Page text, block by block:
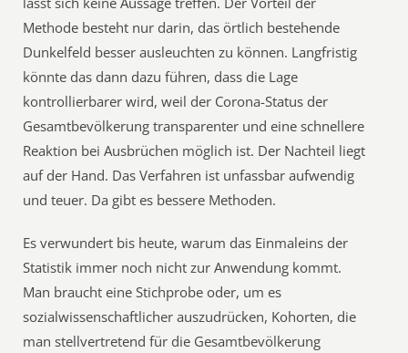
Methode besteht nur darin, das örtlich bestehende
Dunkelfeld besser ausleuchten zu können. Langfristig
könnte das dann dazu führen, dass die Lage
kontrollierbarer wird, weil der Corona-Status der
Gesamtbevölkerung transparenter und eine schnellere
Reaktion bei Ausbrüchen möglich ist. Der Nachteil liegt
auf der Hand. Das Verfahren ist unfassbar aufwendig
und teuer. Da gibt es bessere Methoden.
Es verwundert bis heute, warum das Einmaleins der
Statistik immer noch nicht zur Anwendung kommt.
Man braucht eine Stichprobe oder, um es
sozialwissenschaftlicher auszudrücken, Kohorten, die
man stellvertretend für die Gesamtbevölkerung